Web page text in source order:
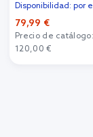
Disponibilidad: por
79,99 €
Precio de catálogo:
120,00 €